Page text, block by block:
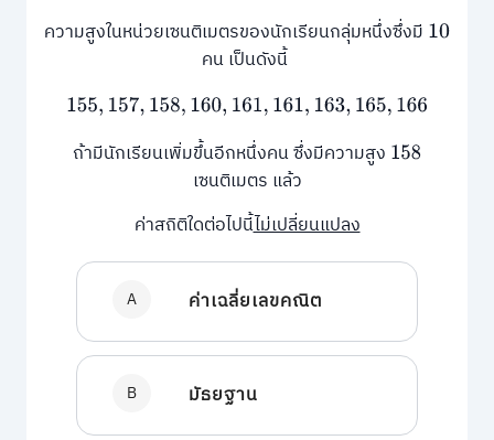
ความสูงในหน่วยเซนติเมตรของนักเรียนกลุ่มหนึ่งซึ่งมี 10
คน เป็นดังนี้
155, 157,158,160,161,161,163,165,166
ถ้ามีนักเรียนเพิ่มขึ้นอีกหนึ่งคน ซึ่งมีความสูง 158
เซนติเมตร แล้ว
ค่าสถิติใดต่อไปนี้ไม่เปลี่ยนแปลง
A ค่าเฉลี่ยเลขคณิต
B มัธยฐาน